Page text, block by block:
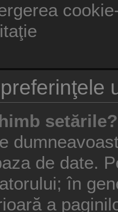
setările?
de date.
în
a